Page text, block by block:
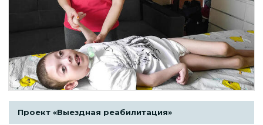
Проект «Выездная реабилитация»